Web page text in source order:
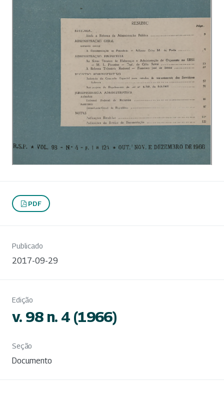
PDF
Publicado
2017-09-29
Edição
v. 98 n. 4 (1966)
Seção
Documento